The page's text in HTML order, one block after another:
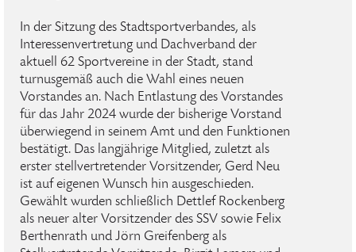
In der Sitzung des Stadtsportverbandes, als
Interessenvertretung und Dachverband der
aktuell 62 Sportvereine in der Stadt, stand
turnusgemäß auch die Wahl eines neuen
Vorstandes an. Nach Entlastung des Vorstandes
für das Jahr 2024 wurde der bisherige Vorstand
überwiegend in seinem Amt und den Funktionen
bestätigt. Das langjährige Mitglied, zuletzt als
erster stellvertretender Vorsitzender, Gerd Neu
ist auf eigenen Wunsch hin ausgeschieden.
Gewählt wurden schließlich Dettlef Rockenberg
als neuer alter Vorsitzender des SSV sowie Felix
Berthenrath und Jörn Greifenberg als